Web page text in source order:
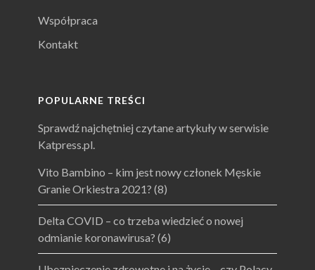
Współpraca
Kontakt
POPULARNE TREŚCI
Sprawdź najchętniej czytane artykuły w serwisie
Katpress.pl.
Vito Bambino – kim jest nowy członek Męskie
Granie Orkiestra 2021? (8)
Delta COVID – co trzeba wiedzieć o nowej
odmianie koronawirusa? (6)